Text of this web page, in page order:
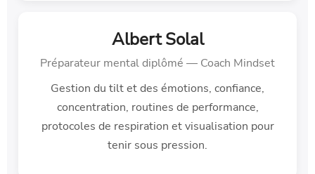
Albert Solal
Préparateur mental diplômé — Coach Mindset
Gestion du tilt et des émotions, confiance,
concentration, routines de performance,
protocoles de respiration et visualisation pour
tenir sous pression.